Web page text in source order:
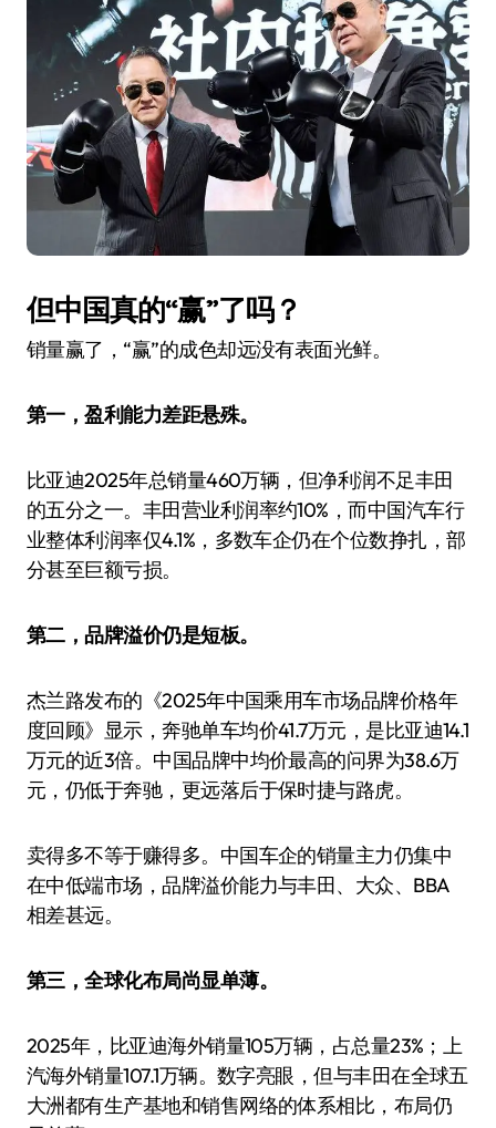
但中国真的“赢”了吗？
销量赢了，“赢”的成色却远没有表面光鲜。
第一，盈利能力差距悬殊。
比亚迪2025年总销量460万辆，但净利润不足丰田
的五分之一。丰田营业利润率约10%，而中国汽车行
业整体利润率仅4.1%，多数车企仍在个位数挣扎，部
分甚至巨额亏损。
第二，品牌溢价仍是短板。
杰兰路发布的《2025年中国乘用车市场品牌价格年
度回顾》显示，奔驰单车均价41.7万元，是比亚迪14.1
万元的近3倍。中国品牌中均价最高的问界为38.6万
元，仍低于奔驰，更远落后于保时捷与路虎。
卖得多不等于赚得多。中国车企的销量主力仍集中
在中低端市场，品牌溢价能力与丰田、大众、BBA
相差甚远。
第三，全球化布局尚显单薄。
2025年，比亚迪海外销量105万辆，占总量23%；上
汽海外销量107.1万辆。数字亮眼，但与丰田在全球五
大洲都有生产基地和销售网络的体系相比，布局仍